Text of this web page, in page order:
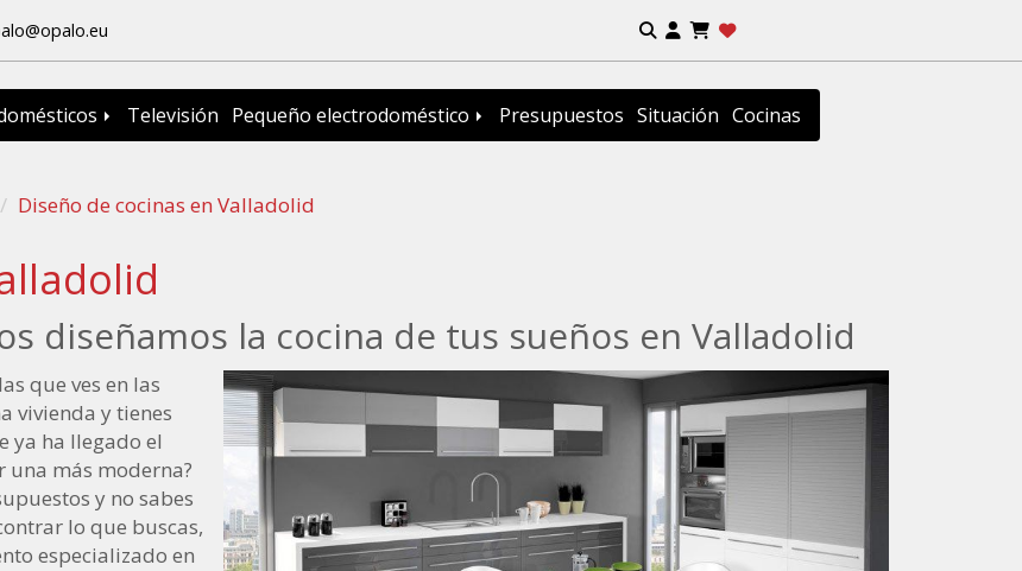
opalo.eu
Televisión Pequeño electrodoméstico Presupuestos Situación Cocinas
Diseño de cocinas en Valladolid
diseñamos la cocina de tus sueños en Valladolid
que ves en las
vivienda y tienes
ya ha llegado el
más moderna?
y no sabes
lo que buscas,
especializado en